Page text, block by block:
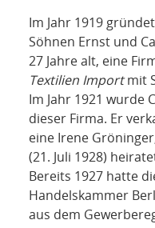
Im Jahr 1919
Söhnen Ernst und
27 Jahre alt, eine
Textilien Importmit
Im Jahr 1921 wurde
dieser Firma. Er
eine Irene
(21. Juli 1928)
Bereits 1927 hatte
Handelskammer
aus dem